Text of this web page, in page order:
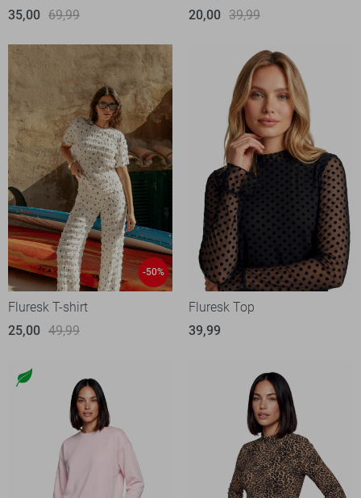
35,00 69,99
20,00 39,99
-50%
Fluresk T-shirt
25,00 49,99
Fluresk Top
39,99